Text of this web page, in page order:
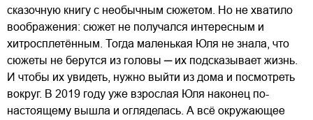
сказочную книгу с необычным сюжетом. Но не хватило
воображения: сюжет не получался интересным и
хитросплетённым. Тогда маленькая Юля не знала, что
сюжеты не берутся из головы ─ их подсказывает жизнь.
И чтобы их увидеть, нужно выйти из дома и посмотреть
вокруг. В 2019 году уже взрослая Юля наконец по-
настоящему вышла и огляделась. А всё окружающее